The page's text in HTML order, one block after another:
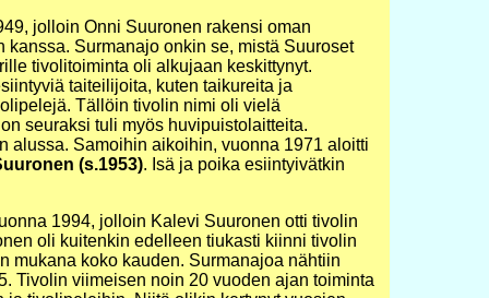
jolloin Onni Suuronen rakensi oman
Surmanajo onkin se, mistä Suuroset
tivolitoiminta oli alkujaan keskittynyt.
taiteilijoita, kuten taikureita ja
Tällöin tivolin nimi oli vielä
seuraksi tuli myös huvipuistolaitteita.
alussa. Samoihin aikoihin, vuonna 1971 aloitti
(s.1953). Isä ja poika esiintyivätkin
1994, jolloin Kalevi Suuronen otti tivolin
oli kuitenkin edelleen tiukasti kiinni tivolin
mukana koko kauden. Surmanajoa nähtiin
Tivolin viimeisen noin 20 vuoden ajan toiminta